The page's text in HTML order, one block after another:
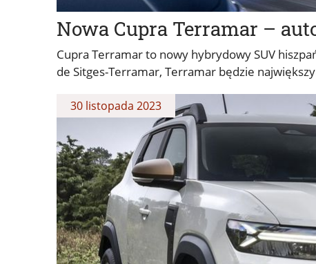
Nowa Cupra Terramar –
Cupra Terramar to nowy hybrydowy SUV
de Sitges-Terramar, Terramar będzie
30 listopada 2023